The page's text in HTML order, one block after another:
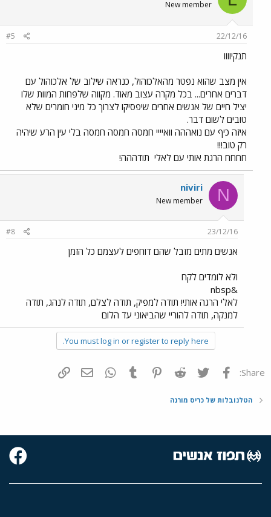
New member
22/12/16
#5
תנקיוווו
אין מצב שהוא נפטר מהאלכוהול, כנראה שילוב של אלכוהול עם
דברים אחרים... בכל מקרה עצוב מאוד. מקווה שלפחות המוות שלו
יציל חיים של אנשים אחרים שיפסיקו לצרוך כל מיני חומרים שלא
טובים לשום דבר.
איזה כיף עם נואההה וואיייי חמסה חמסה חמסה בלי עין הרע שיהיה
רק טוב!!!
חחחח הרגת אותי עם לאלי תודההה!
N
niviri
New member
23/12/16
#8
אנשים מתים מזבל שהם דוחפים לעצמם כל הזמן
ולא לומדים לקח
&nbsp
לאלי הרגה אותי! תודה למפיק, תודה לצלם, תודה לנהג, תודה
למנקה, תודה להוריי שהביאוני עד הלום
You must log in or register to reply here.
Share: פייסבוק Twitter
Reddit
Pinterest
Tumblr
WhatsAppדואר אלקטרוני
הטלנובלות של כריס מורנה